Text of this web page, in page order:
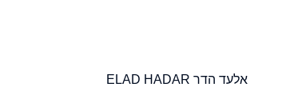
אלעד הדר ELAD HADAR